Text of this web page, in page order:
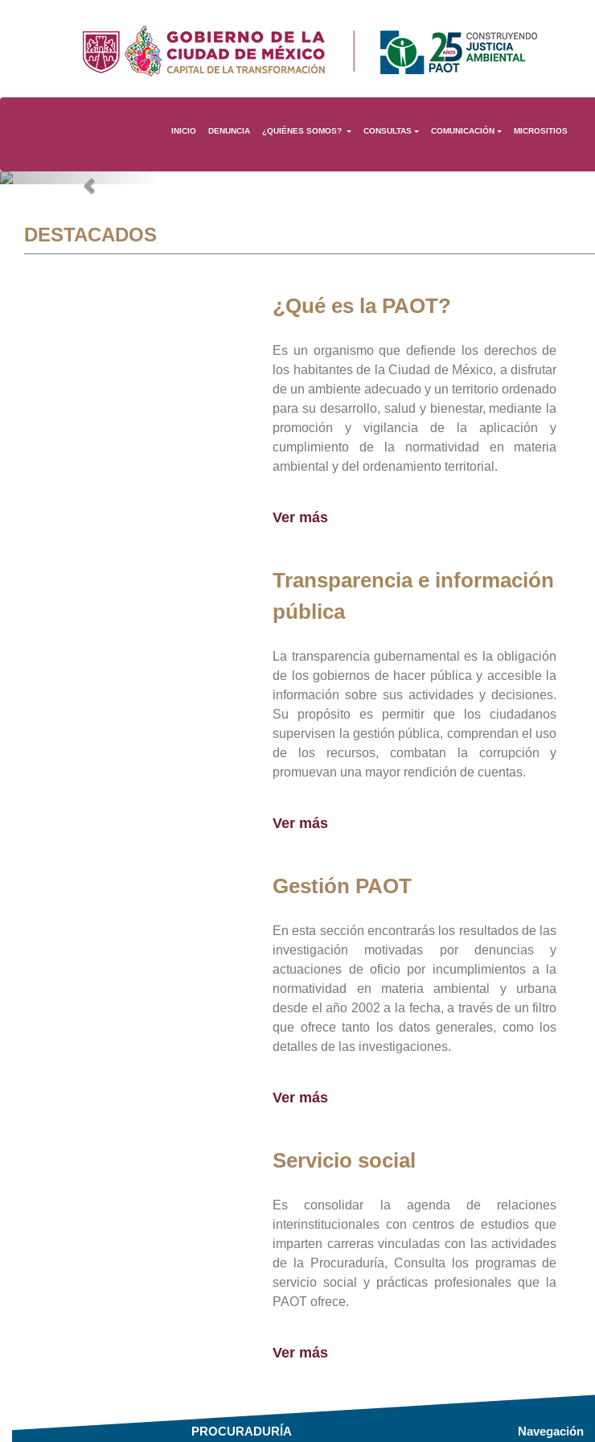
INICIO DENUNCIA ¿QUIÉNES SOMOS? CONSULTAS COMUNICACIÓN MICROSITIOS
Previous
DESTACADOS
¿Qué es la PAOT?
Es un organismo que defiende los derechos de
los habitantes de la Ciudad de México, a disfrutar
de un ambiente adecuado y un territorio ordenado
para su desarrollo, salud y bienestar, mediante la
promoción y vigilancia de la aplicación y
cumplimiento de la normatividad en materia
ambiental y del ordenamiento territorial.
Ver más
Transparencia e información
pública
La transparencia gubernamental es la obligación
de los gobiernos de hacer pública y accesible la
información sobre sus actividades y decisiones.
Su propósito es permitir que los ciudadanos
supervisen la gestión pública, comprendan el uso
de los recursos, combatan la corrupción y
promuevan una mayor rendición de cuentas.
Ver más
Gestión PAOT
En esta sección encontrarás los resultados de las
investigación motivadas por denuncias y
actuaciones de oficio por incumplimientos a la
normatividad en materia ambiental y urbana
desde el año 2002 a la fecha, a través de un filtro
que ofrece tanto los datos generales, como los
detalles de las investigaciones.
Ver más
Servicio social
Es consolidar la agenda de relaciones
interinstitucionales con centros de estudios que
imparten carreras vinculadas con las actividades
de la Procuraduría, Consulta los programas de
servicio social y prácticas profesionales que la
PAOT ofrece.
Ver más
PROCURADURÍA Navegación